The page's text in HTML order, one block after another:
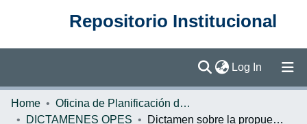
Repositorio Institucional
Log In (current)
Communities & Collections
Home
Oficina de Planificación de la Educación Superior (OPES)
DICTAMENES OPES
Dictamen sobre la propuesta de modificación de la especialidad profesional en neurología de la Universidad de Costa Rica